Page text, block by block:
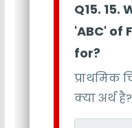
Q15. 15.
'ABC' of
for?
प्राथमिक
क्या अर्थ है?